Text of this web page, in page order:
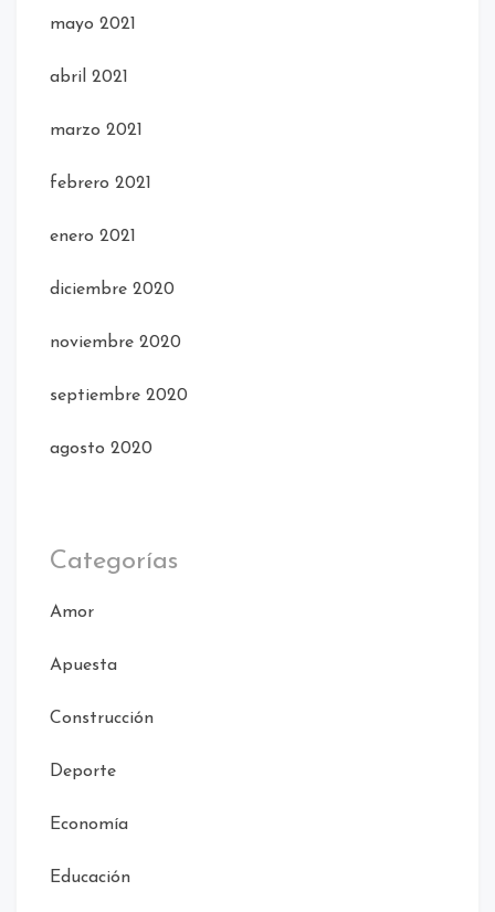
mayo 2021
abril 2021
marzo 2021
febrero 2021
enero 2021
diciembre 2020
noviembre 2020
septiembre 2020
agosto 2020
Categorías
Amor
Apuesta
Construcción
Deporte
Economía
Educación